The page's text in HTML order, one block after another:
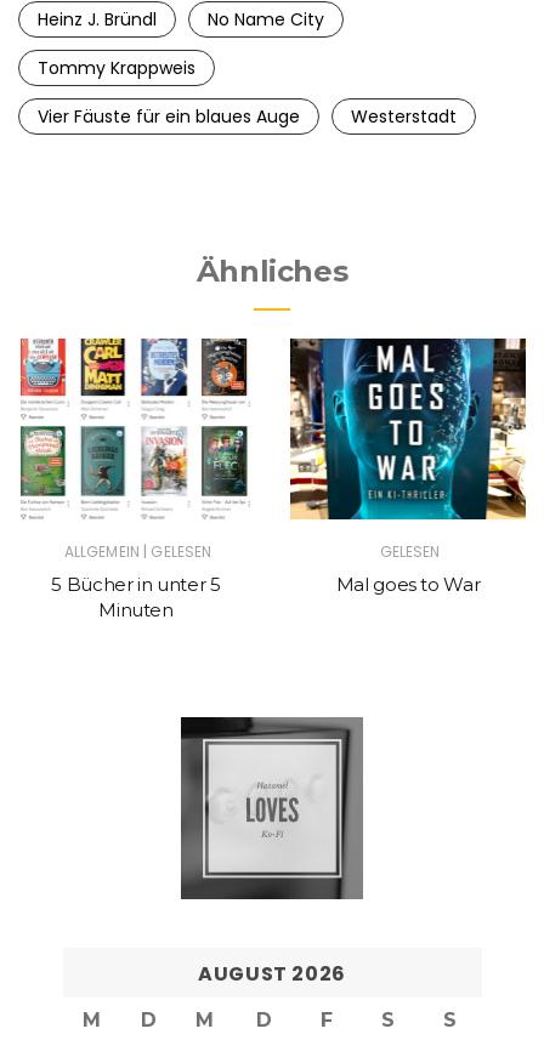
Heinz J. Bründl
No Name City
Tommy Krappweis
Vier Fäuste für ein blaues Auge
Westerstadt
Ähnliches
ALLGEMEIN | GELESEN
5 Bücher in unter 5
Minuten
GELESEN
Mal goes to War
AUGUST 2026
M D M D F S
S